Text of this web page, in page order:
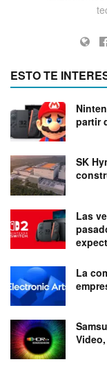
ESTO TE
partir
SK
Las
La